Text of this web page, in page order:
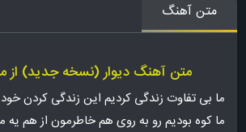
متن آهنگ
متن آهنگ دیوار (نسخه جدید) از
ما بی تفاوت زندگی کردیم این زندگی کردن
ما کوه بودیم رو به روی هم خاطرمون از هم